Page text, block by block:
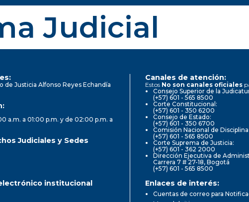
Judicial
de Justicia Alfonso Reyes Echandía
a.m. a 01:00 p.m. y de 02:00 p.m. a
Judiciales y Sedes
Canales de atención:
Estos No son canales oficiales
Consejo Superior de la
(+57) 601 - 565 8500
Corte Constitucional:
(+57) 601 - 350 6200
Consejo de Estado:
(+57) 601 - 350 6700
Comisión Nacional de
(+57) 601 - 565 8500
Corte Suprema de Justicia:
(+57) 601 - 362 2000
Dirección Ejecutiva de
Carrera 7 # 27-18, Bogotá
(+57) 601 - 565 8500
institucional Enlaces de interés:
Cuentas de correo para